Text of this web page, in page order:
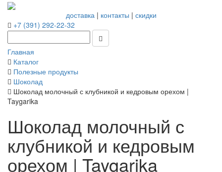
доставка| контакты | скидки
+7 (391) 292-22-32
Главная
Каталог
Полезные продукты
Шоколад
Шоколад молочный с клубникой и кедровым орехом |
Taygarika
Шоколад молочный с
клубникой и кедровым
орехом | Taygarika